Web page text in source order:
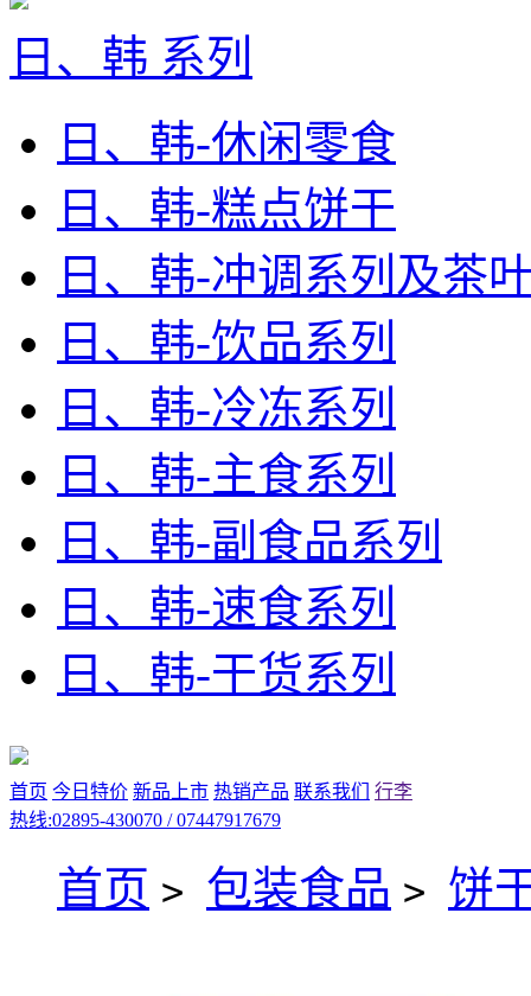
日、韩 系列
日、韩-休闲零食
日、韩-糕点饼干
日、韩-冲调系列及茶
日、韩-饮品系列
日、韩-冷冻系列
日、韩-主食系列
日、韩-副食品系列
日、韩-速食系列
日、韩-干货系列
首页 今日特价 新品上市 热销产品 联系我们
行李
热线:02895-430070 / 07447917679
首页 > 包装食品 > 饼